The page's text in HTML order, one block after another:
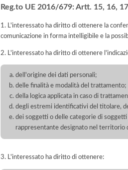
Reg.to UE 2016/679: Artt. 15, 16,
1. L'interessato ha diritto di ottenere la
comunicazione in forma intelligibile e la
2. L'interessato ha diritto di ottenere
dell'origine dei dati personali;
delle finalità e modalità del trattamento;
della logica applicata in caso di
degli estremi identificativi del titolare,
dei soggetti o delle categorie di soggetti
rappresentante designato nel territorio
3. L'interessato ha diritto di ottenere: